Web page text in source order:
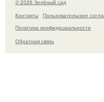
© 2026 Зелёный сад
Контакты
Пользовательское
Политика конфидециальности
Обратная связь